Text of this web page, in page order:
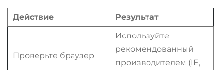
Действие Результат
Проверьте браузер
Используйте
рекомендованный
производителем (IE,